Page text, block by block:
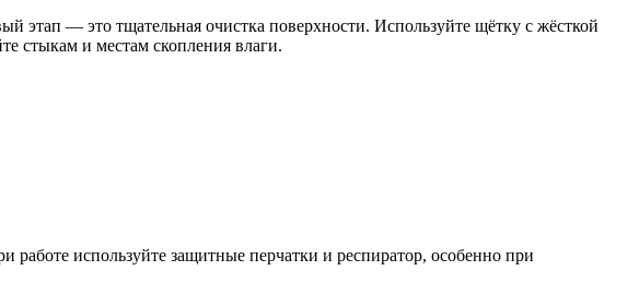
этап — это тщательная очистка поверхности. Используйте щётку с жёсткой
стыкам и местам скопления влаги.
используйте защитные перчатки и респиратор, особенно при